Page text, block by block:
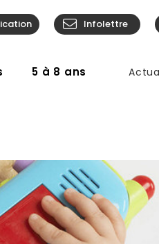
5 à 8 ans
Infolettre